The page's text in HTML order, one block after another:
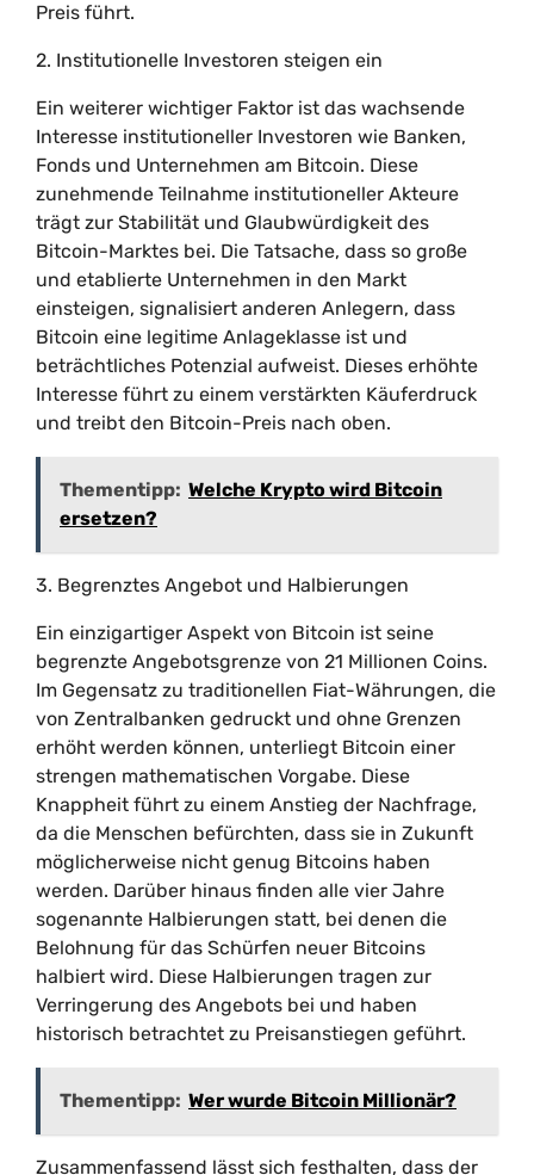
Preis führt.
2. Institutionelle Investoren steigen ein
Ein weiterer wichtiger Faktor ist das wachsende
Interesse institutioneller Investoren wie Banken,
Fonds und Unternehmen am Bitcoin. Diese
zunehmende Teilnahme institutioneller Akteure
trägt zur Stabilität und Glaubwürdigkeit des
Bitcoin-Marktes bei. Die Tatsache, dass so große
und etablierte Unternehmen in den Markt
einsteigen, signalisiert anderen Anlegern, dass
Bitcoin eine legitime Anlageklasse ist und
beträchtliches Potenzial aufweist. Dieses erhöhte
Interesse führt zu einem verstärkten Käuferdruck
und treibt den Bitcoin-Preis nach oben.
Thementipp: Welche Krypto wird Bitcoin
ersetzen?
3. Begrenztes Angebot und Halbierungen
Ein einzigartiger Aspekt von Bitcoin ist seine
begrenzte Angebotsgrenze von 21 Millionen Coins.
Im Gegensatz zu traditionellen Fiat-Währungen, die
von Zentralbanken gedruckt und ohne Grenzen
erhöht werden können, unterliegt Bitcoin einer
strengen mathematischen Vorgabe. Diese
Knappheit führt zu einem Anstieg der Nachfrage,
da die Menschen befürchten, dass sie in Zukunft
möglicherweise nicht genug Bitcoins haben
werden. Darüber hinaus finden alle vier Jahre
sogenannte Halbierungen statt, bei denen die
Belohnung für das Schürfen neuer Bitcoins
halbiert wird. Diese Halbierungen tragen zur
Verringerung des Angebots bei und haben
historisch betrachtet zu Preisanstiegen geführt.
Thementipp: Wer wurde Bitcoin Millionär?
Zusammenfassend lässt sich festhalten, dass der